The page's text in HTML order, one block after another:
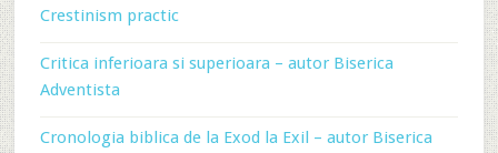
Crestinism practic
Critica inferioara si superioara – autor Biserica
Adventista
Cronologia biblica de la Exod la Exil – autor Biserica